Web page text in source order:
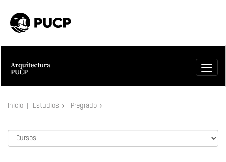
Inicio Estudios Pregrado